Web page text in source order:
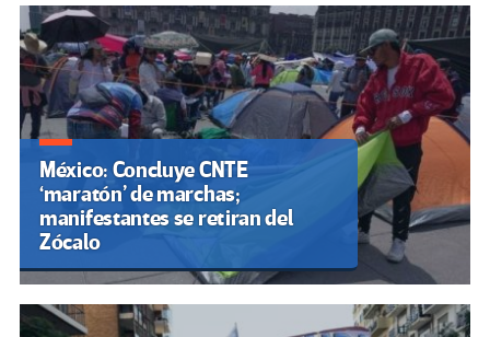
México: Concluye CNTE
‘maratón’ de marchas;
manifestantes se retiran del
Zócalo